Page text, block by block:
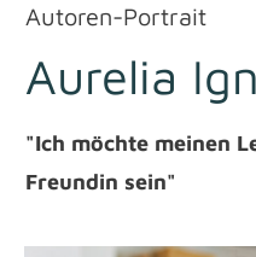
Autoren-Portrait
Aurelia
"Ich möchte meinen
Freundin sein"